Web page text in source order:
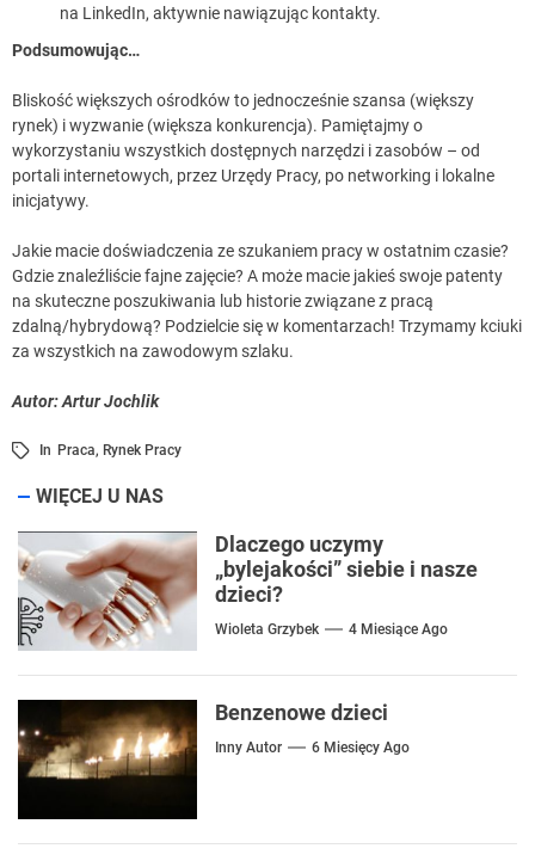
na LinkedIn, aktywnie nawiązując kontakty.
Podsumowując…
Bliskość większych ośrodków to jednocześnie szansa (większy
rynek) i wyzwanie (większa konkurencja). Pamiętajmy o
wykorzystaniu wszystkich dostępnych narzędzi i zasobów – od
portali internetowych, przez Urzędy Pracy, po networking i lokalne
inicjatywy.
Jakie macie doświadczenia ze szukaniem pracy w ostatnim czasie?
Gdzie znaleźliście fajne zajęcie? A może macie jakieś swoje patenty
na skuteczne poszukiwania lub historie związane z pracą
zdalną/hybrydową? Podzielcie się w komentarzach! Trzymamy kciuki
za wszystkich na zawodowym szlaku.
Autor: Artur Jochlik
In Praca, Rynek Pracy
WIĘCEJ U NAS
Dlaczego uczymy
„bylejakości” siebie i nasze
dzieci?
Wioleta Grzybek 4 Miesiące Ago
Benzenowe dzieci
Inny Autor 6 Miesięcy Ago